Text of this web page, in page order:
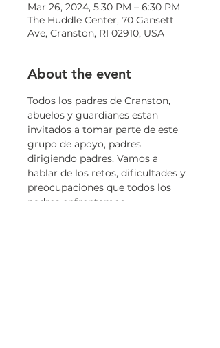
Mar 26, 2024, 5:30 PM – 6:30 PM
The Huddle Center, 70 Gansett
Ave, Cranston, RI 02910, USA
About the event
Todos los padres de Cranston,
abuelos y guardianes estan
invitados a tomar parte de este
grupo de apoyo, padres
dirigiendo padres. Vamos a
hablar de los retos, dificultades y
preocupaciones que todos los
padres enfrentamos.